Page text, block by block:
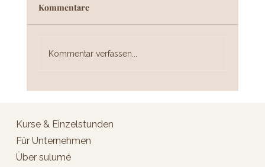
losgehen wird
Kommentare
Kommentar verfassen...
Kurse & Einzelstunden
Für Unternehmen
Über sulumé